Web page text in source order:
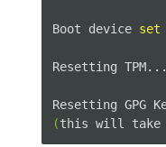
Boot device set
Resetting TPM...
Resetting GPG
(this will take